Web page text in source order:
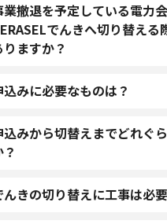
業撤退を予定している電力
でんきへ切り替える
りますか？
込みに必要なものは？
込みから切替えまでどれぐ
んきの切り替えに⼯事は必